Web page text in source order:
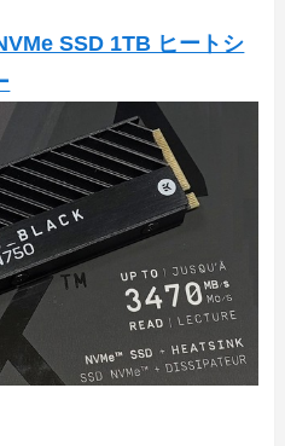
SSD 1TB ヒートシ